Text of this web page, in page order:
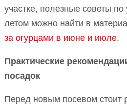
участке, полезные советы по
летом можно найти в
за огурцами в июне и июле.
Практические
посадок
Перед новым посевом стоит